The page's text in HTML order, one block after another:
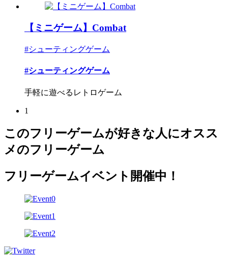
【ミニゲーム】Combat
#シューティングゲーム
#シューティングゲーム
手軽に遊べるレトロゲーム
1
このフリーゲームが好きな人にオスス
メのフリーゲーム
フリーゲームイベント開催中！